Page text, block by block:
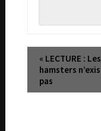
« LECTURE : Les
hamsters
pas